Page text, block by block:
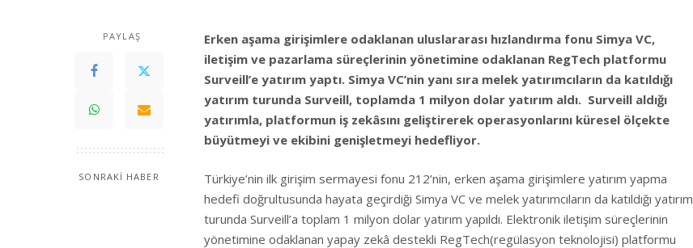
PAYLAŞ
SONRAKİ HABER
Erken aşama girişimlere odaklanan uluslararası hızlandırma fonu Simya VC,
iletişim ve pazarlama süreçlerinin yönetimine odaklanan RegTech platformu
Surveill’e yatırım yaptı. Simya VC’nin yanı sıra melek yatırımcıların da katıldığı
yatırım turunda Surveill, toplamda 1 milyon dolar yatırım aldı. Surveill aldığı
yatırımla, platformun iş zekâsını geliştirerek operasyonlarını küresel ölçekte
büyütmeyi ve ekibini genişletmeyi hedefliyor.
Türkiye’nin ilk girişim sermayesi fonu 212’nin, erken aşama girişimlere yatırım yapma
hedefi doğrultusunda hayata geçirdiği Simya VC ve melek yatırımcıların da katıldığı yatırım
turunda Surveill’a toplam 1 milyon dolar yatırım yapıldı. Elektronik iletişim süreçlerinin
yönetimine odaklanan yapay zekâ destekli RegTech(regülasyon teknolojisi) platformu